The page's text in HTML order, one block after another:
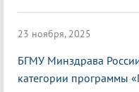
23 ноября, 2025
БГМУ Минздрава
категории программы